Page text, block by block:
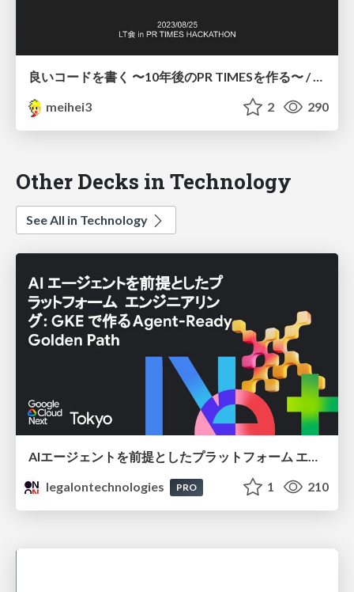
良いコードを書く 〜10年後のPR TIMESを作る〜 / LT会 in #PRTIMES_HACKATHON 2023
meihei3
2 290
Other Decks in Technology
See All in Technology
legalontechnologies
PRO 1 210